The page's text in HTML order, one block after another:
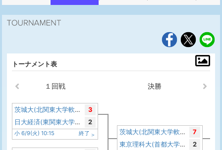
トーナメント表
１回戦 決勝
茨城大(北関東大学軟式野球連盟)
3
日大経済(東関東大学軟式野球連盟)
2
小 6/9(火) 10:15 終了 茨城大(北関東大学軟式野球連盟)
7
東京理科大(首都大学軟式野球連盟)
2